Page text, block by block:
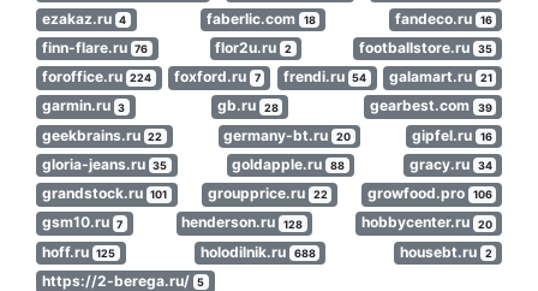
ezakaz.ru 4 faberlic.com 18 fandeco.ru 16
finn-flare.ru 76 flor2u.ru 2 footballstore.ru 35
foroffice.ru 224 foxford.ru 7 frendi.ru 54 galamart.ru 21
garmin.ru 3 gb.ru 28 gearbest.com 39
geekbrains.ru 22 germany-bt.ru 20 gipfel.ru 16
gloria-jeans.ru 35 goldapple.ru 88 gracy.ru 34
grandstock.ru 101 groupprice.ru 22 growfood.pro 106
gsm10.ru 7 henderson.ru 128 hobbycenter.ru 20
hoff.ru 125 holodilnik.ru 688 housebt.ru 2
https://2-berega.ru/ 5